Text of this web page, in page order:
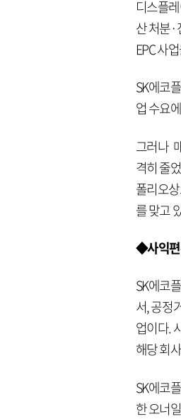
디스플
산 처분
EPC 사
SK에코
업 수요
그러나
격히 줄
폴리오
를 맞고
◆사익편
SK에코
서, 공정
업이다.
해당 회
SK에코
한 오너